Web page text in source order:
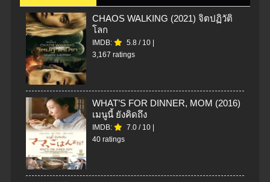
CHAOS WALKING (2021) จิตปฏิวัติ
โลก
IMDB: 5.8 / 10
3,167 ratings
WHAT’S FOR DINNER, MOM (2016)
เมนูนี้ ยังคิดถึง
IMDB: 7.0 / 10
40 ratings